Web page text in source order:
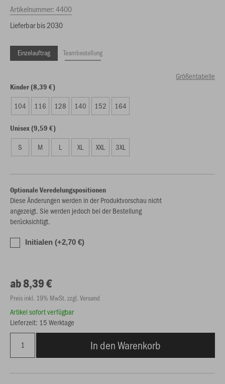
Artikelnummer:4400
Lieferbar bis 2030
Einzelauftrag Teambestellung
Größentabelle
Kinder (8,39 €)
104 116 128 140 152 164
Unisex (9,59 €)
S M L XL XXL 3XL
Optionale Veredelungspositionen
Diese Änderungen werden in der Produktvorschau nicht
angezeigt. Sie werden jedoch bei der Bestellung
berücksichtigt.
Initialen (+2,70 €)
ab 8,39 €
Preis inkl. 19% MwSt. zzgl. Versand
Artikel sofort verfügbar
Lieferzeit: 15 Werktage
In den Warenkorb